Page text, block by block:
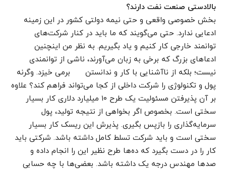
بالادستی صنعت نفت دارند؟
بخش خصوصی واقعی و حتی نیمه دولتی کشور در این زمینه
ادعایی ندارد. حتی می‌گویند که ما باید در کنار شرکت‌های
توانمند خارجی کار کنیم و یاد بگیریم. به نظر من اینچنین
ادعاهای بزرگ که برخی به زبان می‌آورند، ناشی از توانمندی
نیست؛ بلکه از ناآشنایی با کار و ندانستن برمی خیزد. وگرنه
پول و تکنولوژی را شرکت داخلی از کجا می‌تواند فراهم کند؟ علاوه
بر آن پذیرفتن مسئولیت یک طرح ۱۰ میلیارد دلاری کار بسیار
سختی است. بخصوص اگر بخواهی از نتیجه تولید، پول
سرمایه‌گذاری را بازپس بگیری. پذیرش این ریسک کار بسیار
سختی است و باید شرکت تسلط کامل داشته باشد. شرکتی باید
کار را در دست بگیرد که ده‌ها طرح نظیر این را انجام داده و
صدها مهندس درجه یک داشته باشد. بعضی‌ها با چه حسابی